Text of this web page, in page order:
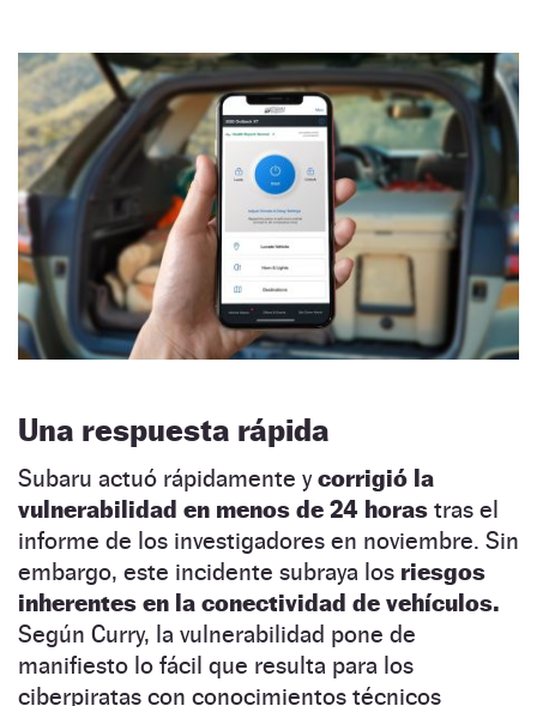
Una respuesta rápida
Subaru actuó rápidamente ycorrigió la
vulnerabilidad en menos de 24 horas tras el
informe de los investigadores en noviembre. Sin
embargo, este incidente subraya los riesgos
inherentes en la conectividad de vehículos.
Según Curry, la vulnerabilidad pone de
manifiesto lo fácil que resulta para los
ciberpiratas con conocimientos técnicos